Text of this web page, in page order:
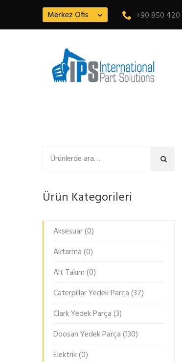
Merkez Ofis +90 850 420
Ara
Ürün Kategorileri
Aksesuar(0)
Aktarma(0)
Alt Takım(0)
Caterpillar Yedek Parça(37)
Clark Yedek Parça(3)
Doosan Yedek Parça(130)
Elektrik(0)